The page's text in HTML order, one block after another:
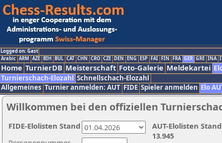
Logged on: Gast
Arabic ARM AZE BIH BUL CAT CHN CRO CZE DEN ENG ESP FAI FIN FRA GER GRE INA
Home TurnierDB Meisterschaft Foto-Galerie Meldekartei
Turnierschach-Elozahl Schnellschach-Elozahl
Allgemeines Turnier anmelden: AUT FIDE Spieler anmelden Elo
Willkommen bei den offiziellen
AUT-Elolisten
13.945
FIDE-Elolisten Stand